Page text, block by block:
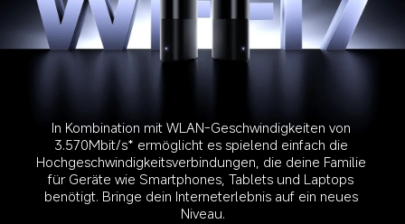
In Kombination mit WLAN-Geschwindigkeiten von
3.570Mbit/s* ermöglicht es spielend einfach die
Hochgeschwindigkeitsverbindungen, die deine Familie
für Geräte wie Smartphones, Tablets und Laptops
benötigt. Bringe dein Interneterlebnis auf ein neues
Niveau.